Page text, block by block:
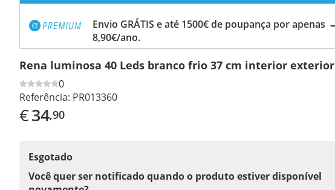
Envio GRÁTIS e até 1500€ de poupança por apenas
8,90€/ano.
Rena luminosa 40 Leds branco frio 37 cm interior exterior
0
Referência: PR013360
€34,90
Esgotado
Você quer ser notificado quando o produto estiver disponível